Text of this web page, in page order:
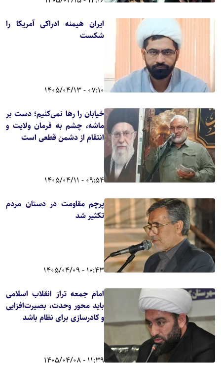
ایران هیمنه ادراکی آمریکا را
شکست
07:10 - 1405/04/13
خیابان را رها نمی‌کنیم؛ دست بر
ماشه، چشم به فرمان ولایت و
انتقام از دشمن قطعی است
09:54 - 1405/04/11
پرچم مقاومت در دستان مردم
تکثیر شد
10:43 - 1405/04/09
امام جمعه تراز انقلاب اسلامی
باید محور وحدت، بصیرت‌افزایی
و کادرسازی برای نظام باشد
11:39 - 1405/04/08